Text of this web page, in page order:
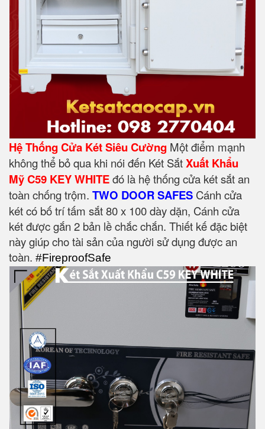
Hệ Thống Cửa Két Siêu Cường Một điểm mạnh
không thể bỏ qua khi nói đến Két SắtXuất Khẩu
Mỹ C59 KEY WHITEđó là hệ thống cửa két sắt an
toàn chống trộm. TWO DOOR SAFES Cánh cửa
két có bố trí tấm sắt 80 x 100 dày dặn, Cánh cửa
két được gắn 2 bản lề chắc chắn. Thiết kế đặc biệt
này giúp cho tài sản của người sử dụng được an
toàn. #FireproofSafe